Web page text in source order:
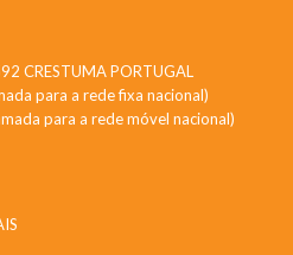
CRESTUMA PORTUGAL
para a rede fixa nacional)
para a rede móvel nacional)